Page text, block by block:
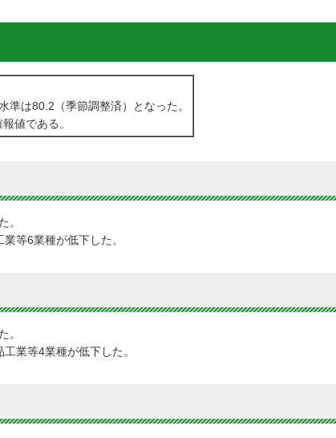
準は80.2（季節調整済）となった。
値である。
。
等6業種が低下した。
。
業等4業種が低下した。